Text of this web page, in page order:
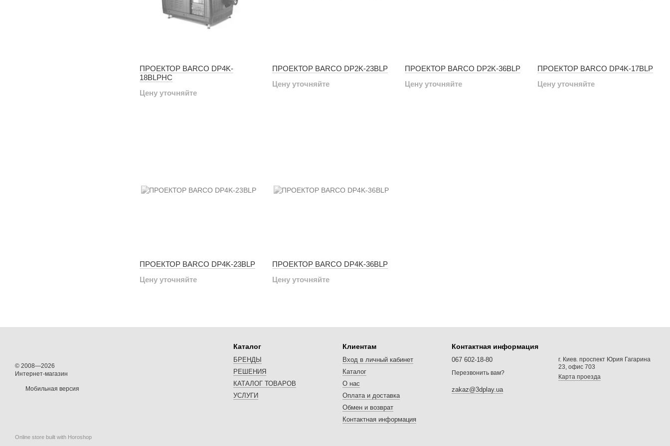
ПРОЕКТОР BARCO DP4K-
18BLPHC
Цену уточняйте
ПРОЕКТОР BARCO DP2K-23BLP
Цену уточняйте
ПРОЕКТОР BARCO DP2K-36BLP
Цену уточняйте
ПРОЕКТОР BARCO DP4K-17BLP
Цену уточняйте
ПРОЕКТОР BARCO DP4K-23BLP
Цену уточняйте
ПРОЕКТОР BARCO DP4K-36BLP
Цену уточняйте
© 2008—2026
Интернет-магазин
Мобильная версия
Online store built with Horoshop
Каталог
БРЕНДЫ
РЕШЕНИЯ
КАТАЛОГ ТОВАРОВ
УСЛУГИ
Клиентам
Вход в личный кабинет
Каталог
О нас
Оплата и доставка
Обмен и возврат
Контактная информация
Контактная информация
067 602-18-80
Перезвонить вам?
zakaz@3dplay.ua
г. Киев. проспект Юрия Гагарина
23, офис 703
Карта проезда